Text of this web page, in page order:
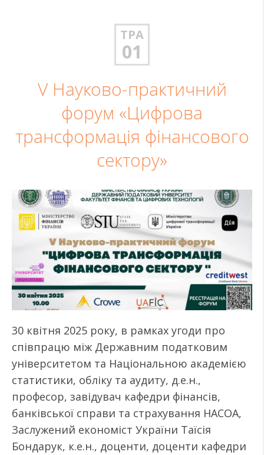
ТРА
01
V Науково-практичний
форум «Цифрова
трансформація фінансового
сектору»
30 квітня 2025 року, в рамках угоди про
співпрацю між Державним податковим
університетом та Національною академією
статистики, обліку та аудиту, д.е.н.,
професор, завідувач кафедри фінансів,
банківської справи та страхування НАСОА,
Заслужений економіст України Таїсія
Бондарук, к.е.н., доценти, доценти кафедри